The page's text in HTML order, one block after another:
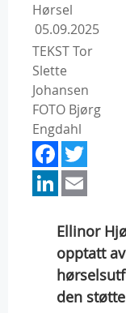
Hørsel
05.09.2025
TEKST Tor
Slette
Johansen
FOTO Bjørg
Engdahl
Ellinor
opptatt
den